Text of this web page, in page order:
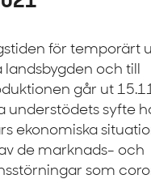
för temporärt
och till
går ut
understödets syfte
ekonomiska
de marknads- och
som